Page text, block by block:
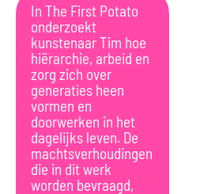
In The First Potato
onderzoekt
kunstenaar Tim hoe
hiërarchie, arbeid en
zorg zich over
generaties heen
vormen en
doorwerken in het
dagelijks leven. De
machtsverhoudingen
die in dit werk
worden bevraagd,